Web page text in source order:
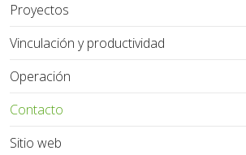
Proyectos
Vinculación y productividad
Operación
Contacto
Sitio web